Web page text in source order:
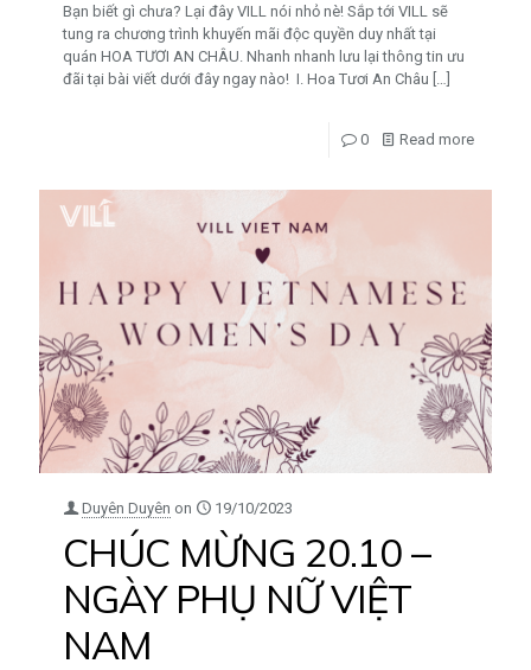
Bạn biết gì chưa? Lại đây VILL nói nhỏ nè! Sắp tới VILL sẽ
tung ra chương trình khuyến mãi độc quyền duy nhất tại
quán HOA TƯƠI AN CHÂU. Nhanh nhanh lưu lại thông tin ưu
đãi tại bài viết dưới đây ngay nào! I. Hoa Tươi An Châu
0 Read more
Duyên Duyên on 19/10/2023
CHÚC MỪNG 20.10 –
NGÀY PHỤ NỮ VIỆT
NAM